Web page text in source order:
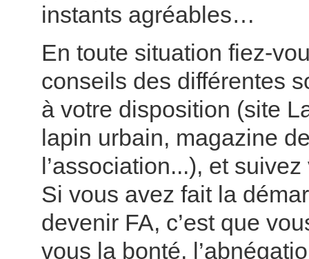
instants agréables…
En toute situation fiez-
conseils des différentes
à votre disposition (site
lapin urbain, magazine
l’association...), et
Si vous avez fait la
devenir FA, c’est que
vous la bonté,